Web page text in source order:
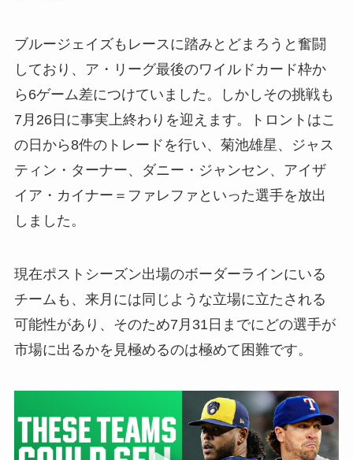
ブルージェイズもレースに踏みとどまろうと奮闘
しており、ア・リーグ最後のワイルドカード枠か
ら6ゲーム差につけていました。しかしその挑戦も
7月26日に事実上終わりを迎えます。トロントはこ
の日から8件のトレードを行い、菊池雄星、ジャス
ティン・ターナー、ダニー・ジャンセン、アイザ
イア・カイナー＝ファレファといった選手を放出
しました。
現在ポストシーズン出場のボーダーラインにいる
チームも、来月には同じような立場に立たされる
可能性があり、そのため7月31日までにどの選手が
市場に出るかを見極めるのは極めて困難です。